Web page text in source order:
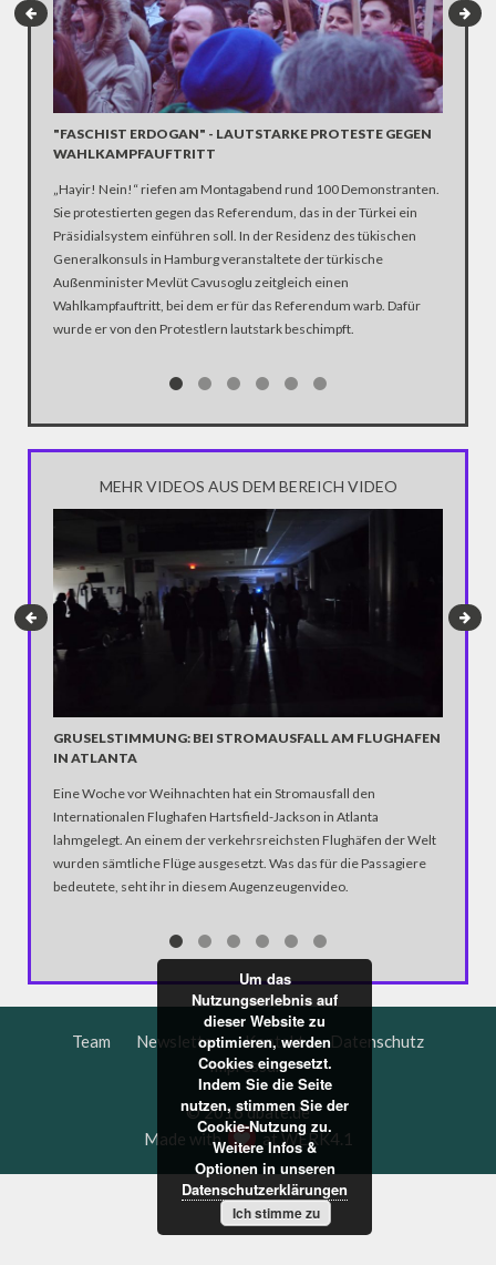
"FASCHIST ERDOGAN" - LAUTSTARKE PROTESTE GEGEN
WAHLKAMPFAUFTRITT
„Hayir! Nein!“ riefen am Montagabend rund 100 Demonstranten.
Sie protestierten gegen das Referendum, das in der Türkei ein
Präsidialsystem einführen soll. In der Residenz des tükischen
Generalkonsuls in Hamburg veranstaltete der türkische
Außenminister Mevlüt Cavusoglu zeitgleich einen
Wahlkampfauftritt, bei dem er für das Referendum warb. Dafür
wurde er von den Protestlern lautstark beschimpft.
MEHR VIDEOS AUS DEM BEREICH VIDEO
GRUSELSTIMMUNG: BEI STROMAUSFALL AM FLUGHAFEN
IN ATLANTA
Eine Woche vor Weihnachten hat ein Stromausfall den
Internationalen Flughafen Hartsfield-Jackson in Atlanta
lahmgelegt. An einem der verkehrsreichsten Flughäfen der Welt
wurden sämtliche Flüge ausgesetzt. Was das für die Passagiere
bedeutete, seht ihr in diesem Augenzeugenvideo.
Team Newsletter Kontakt
Datenschutz
Impressum
© 2016 dbate.de
Made with
atWERK4.1
Um das
Nutzungserlebnis auf
dieser Website zu
optimieren, werden
Cookies eingesetzt.
Indem Sie die Seite
nutzen, stimmen Sie der
Cookie-Nutzung zu.
Weitere Infos &
Optionen in unseren
Datenschutzerklärungen
Ich stimme zu